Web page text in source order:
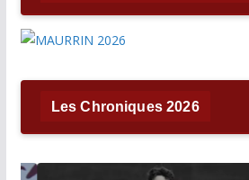
Les Chroniques 2026